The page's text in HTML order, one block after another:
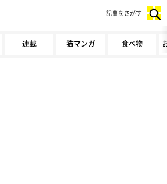
連載 猫マンガ 食べ物
記事をさがす